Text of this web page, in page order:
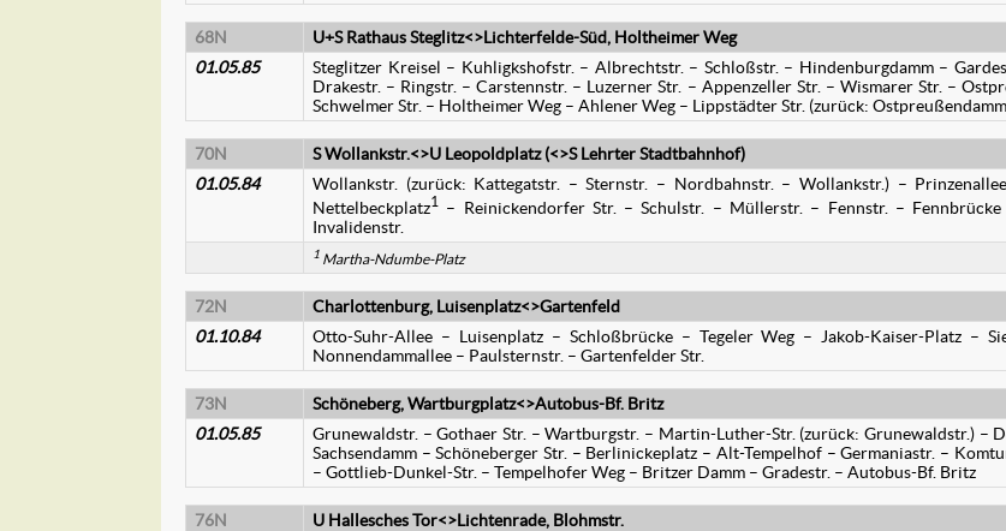
68N
U+S Rathaus Steglitz<>Lichterfelde-Süd, Holtheimer Weg
01.05.85
Steglitzer Kreisel – Kuhligkshofstr. – Albrechtstr. – Schloßstr. – Hindenburgdamm –
Drakestr. – Ringstr. – Carstennstr. – Luzerner Str. – Appenzeller Str. – Wismarer Str. –
Schwelmer Str. – Holtheimer Weg – Ahlener Weg – Lippstädter Str. (zurück:
70N
S Wollankstr.<>U Leopoldplatz (<>S Lehrter Stadtbahnhof)
01.05.84
Wollankstr. (zurück: Kattegatstr. – Sternstr. – Nordbahnstr. – Wollankstr.) –
Nettelbeckplatz1
– Reinickendorfer Str. – Schulstr. – Müllerstr. – Fennstr. –
Invalidenstr.
1 Martha-Ndumbe-Platz
72N
Charlottenburg, Luisenplatz<>Gartenfeld
01.10.84
Otto-Suhr-Allee – Luisenplatz – Schloßbrücke – Tegeler Weg – Jakob-Kaiser-Platz –
Nonnendammallee – Paulsternstr. – Gartenfelder Str.
73N
Schöneberg, Wartburgplatz<>Autobus-Bf. Britz
01.05.85
Grunewaldstr. – Gothaer Str. – Wartburgstr. – Martin-Luther-Str. (zurück: Grunewaldstr.) –
Sachsendamm – Schöneberger Str. – Berlinickeplatz – Alt-Tempelhof – Germaniastr. –
– Gottlieb-Dunkel-Str. – Tempelhofer Weg – Britzer Damm – Gradestr. – Autobus-Bf. Britz
76N U Hallesches Tor<>Lichtenrade, Blohmstr.